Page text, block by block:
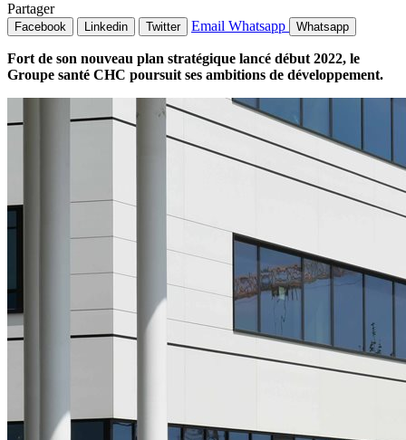
Partager
Facebook Linkedin Twitter Email Whatsapp Whatsapp
Fort de son nouveau plan stratégique lancé début 2022, le
Groupe santé CHC poursuit ses ambitions de développement.